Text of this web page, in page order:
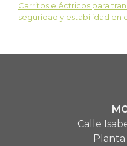
Carritos eléctricos para
seguridad y estabilidad en
Calle
Planta